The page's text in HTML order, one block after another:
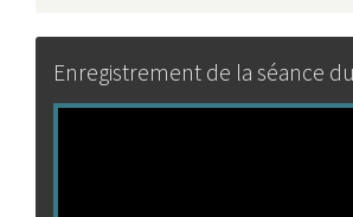
Enregistrement de la séance